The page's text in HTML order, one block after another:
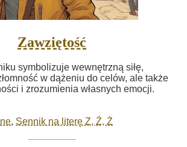
Zawziętość
symbolizuje wewnętrzną siłę,
w dążeniu do celów, ale także
i zrozumienia własnych emocji.
, Sennik na literę Z, Ź, Ż